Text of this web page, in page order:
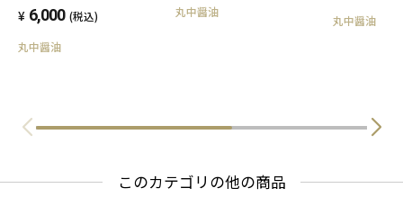
6,000 (税込)
丸中醤油
丸中醤油
丸中醤油
このカテゴリの他の商品